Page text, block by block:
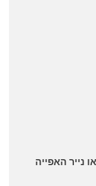
נייר האפייה